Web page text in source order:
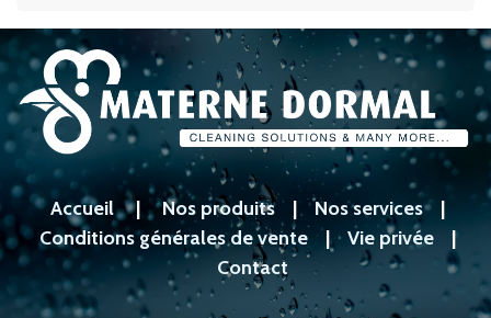
Accueil|Nos produits|Nos services|
Conditions générales de vente | Vie privée |
Contact